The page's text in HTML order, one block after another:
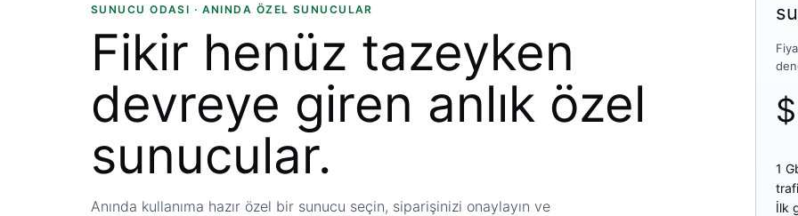
SUNUCU ODASI · ANINDA ÖZEL SUNUCULAR
Fikir henüz tazeyken
devreye giren anlık özel
sunucular.
Anında kullanıma hazır özel bir sunucu seçin, siparişinizi onaylayın ve
1
İlk